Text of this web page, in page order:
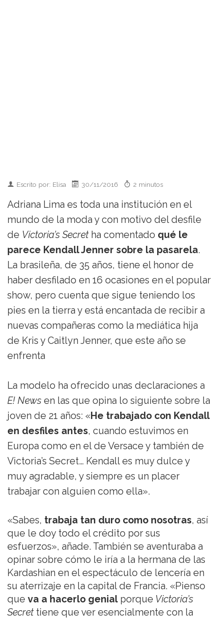
Escrito por: Elisa 30/11/2016 2 minutos
Adriana Lima es toda una institución en el
mundo de la moda y con motivo del desfile
de Victoria’s Secretha comentado qué le
parece Kendall Jenner sobre la pasarela.
La brasileña, de 35 años, tiene el honor de
haber desfilado en 16 ocasiones en el popular
show, pero cuenta que sigue teniendo los
pies en la tierra y está encantada de recibir a
nuevas compañeras como la mediática hija
de Kris y Caitlyn Jenner, que este año se
enfrenta
La modelo ha ofrecido unas declaraciones a
E! News en las que opina lo siguiente sobre la
joven de 21 años: «He trabajado con Kendall
en desfiles antes, cuando estuvimos en
Europa como en el de Versace y también de
Victoria’s Secret… Kendall es muy dulce y
muy agradable, y siempre es un placer
trabajar con alguien como ella».
«Sabes, trabaja tan duro como nosotras, así
que le doy todo el crédito por sus
esfuerzos», añade. También se aventuraba a
opinar sobre cómo le iría a la hermana de las
Kardashian en el espectáculo de lencería en
su aterrizaje en la capital de Francia. «Pienso
que va a hacerlo genial porque Victoria’s
Secrettiene que ver esencialmente con la